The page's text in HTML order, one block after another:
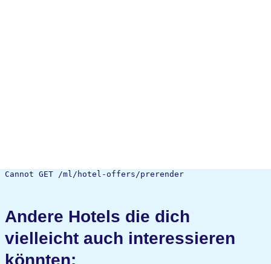
Cannot GET /ml/hotel-offers/prerender
Andere Hotels die dich
vielleicht auch interessieren
könnten: